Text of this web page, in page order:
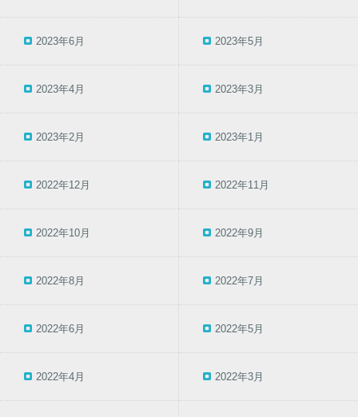
2023年6月 2023年5月
2023年4月 2023年3月
2023年2月 2023年1月
2022年12月 2022年11月
2022年10月 2022年9月
2022年8月 2022年7月
2022年6月 2022年5月
2022年4月 2022年3月